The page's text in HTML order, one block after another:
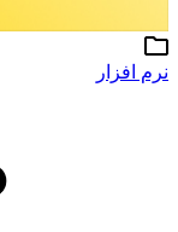
نرم افزار